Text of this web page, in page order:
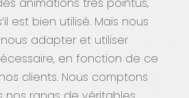
est bien utilisé. Mais nous
adapter et utiliser
en fonction de ce
clients. Nous comptons